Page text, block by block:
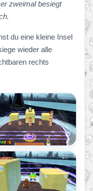
zweimal besiegt
du eine kleine Insel
wieder alle
rechts